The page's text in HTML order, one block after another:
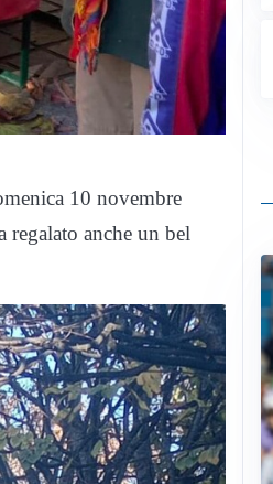
10 novembre
anche un bel